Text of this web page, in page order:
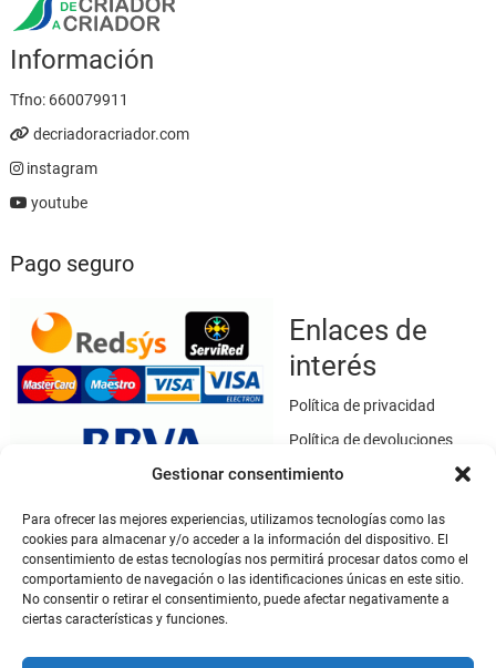
Gestionar consentimiento
Para ofrecer las mejores experiencias, utilizamos tecnologías como las
cookies para almacenar y/o acceder a la información del dispositivo. El
consentimiento de estas tecnologías nos permitirá procesar datos como el
comportamiento de navegación o las identificaciones únicas en este sitio.
No consentir o retirar el consentimiento, puede afectar negativamente a
ciertas características y funciones.
Información
Tfno: 660079911
decriadoracriador.com
instagram
youtube
Pago seguro
Enlaces de
interés
Política de privacidad
Política de devoluciones
Política de cookies
Aviso legal
Este sitio web utiliza SSL / TLS como medio de seguridad para el
cifrado de datos.